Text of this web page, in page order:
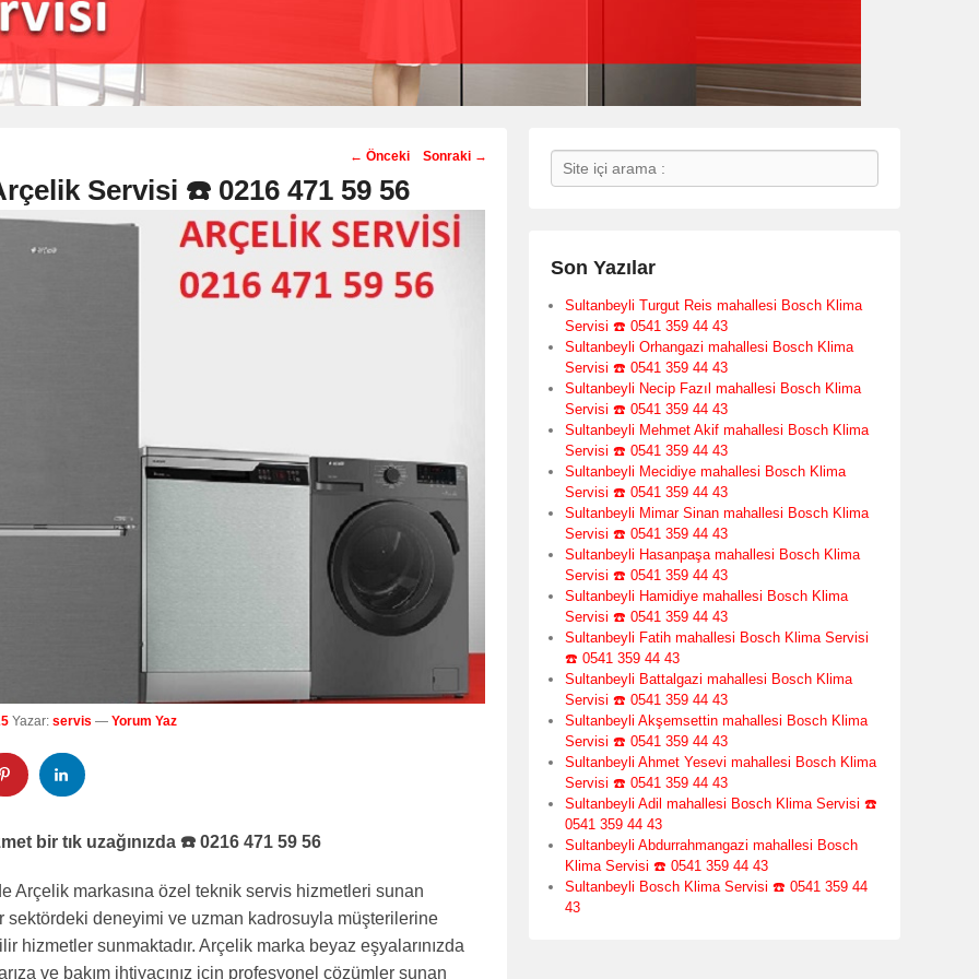
Post
navigation
← Önceki Sonraki →
Servisi ☎️ 0216 471 59 56
Yazar: servis — Yorum Yaz
bir tık uzağınızda ☎️ 0216 471 59 56
Arçelik markasına özel teknik servis hizmetleri sunan
sektördeki deneyimi ve uzman kadrosuyla müşterilerine
hizmetler sunmaktadır. Arçelik marka beyaz eşyalarınızda
ve bakım ihtiyacınız için profesyonel çözümler sunan
Search
Son Yazılar
Sultanbeyli Turgut Reis mahallesi Bosch Klima
Servisi ☎️ 0541 359 44 43
Sultanbeyli Orhangazi mahallesi Bosch Klima
Servisi ☎️ 0541 359 44 43
Sultanbeyli Necip Fazıl mahallesi Bosch Klima
Servisi ☎️ 0541 359 44 43
Sultanbeyli Mehmet Akif mahallesi Bosch Klima
Servisi ☎️ 0541 359 44 43
Sultanbeyli Mecidiye mahallesi Bosch Klima
Servisi ☎️ 0541 359 44 43
Sultanbeyli Mimar Sinan mahallesi Bosch Klima
Servisi ☎️ 0541 359 44 43
Sultanbeyli Hasanpaşa mahallesi Bosch Klima
Servisi ☎️ 0541 359 44 43
Sultanbeyli Hamidiye mahallesi Bosch Klima
Servisi ☎️ 0541 359 44 43
Sultanbeyli Fatih mahallesi Bosch Klima Servisi
☎️ 0541 359 44 43
Sultanbeyli Battalgazi mahallesi Bosch Klima
Servisi ☎️ 0541 359 44 43
Sultanbeyli Akşemsettin mahallesi Bosch Klima
Servisi ☎️ 0541 359 44 43
Sultanbeyli Ahmet Yesevi mahallesi Bosch Klima
Servisi ☎️ 0541 359 44 43
Sultanbeyli Adil mahallesi Bosch Klima Servisi ☎️
0541 359 44 43
Sultanbeyli Abdurrahmangazi mahallesi Bosch
Klima Servisi ☎️ 0541 359 44 43
Sultanbeyli Bosch Klima Servisi ☎️ 0541 359 44
43